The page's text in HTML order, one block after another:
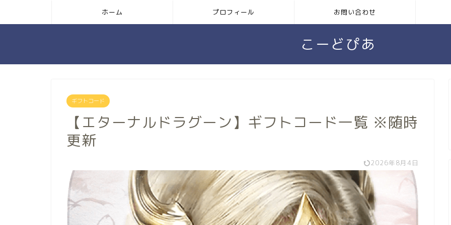
ホーム プロフィール お問い合わせ
こーどぴあ
ギフトコード
【エターナルドラグーン】ギフトコード一覧 ※随時
更新
2026年8月4日